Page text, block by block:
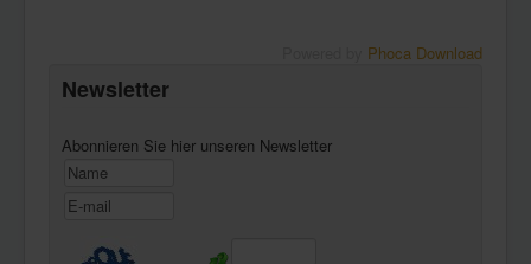
Phoca Download
Newsletter
Abonnieren Sie hier unseren Newsletter